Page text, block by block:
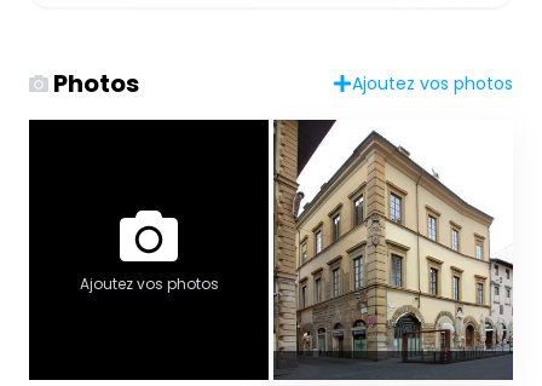
Photos Ajoutez vos photos
Ajoutez vos photos